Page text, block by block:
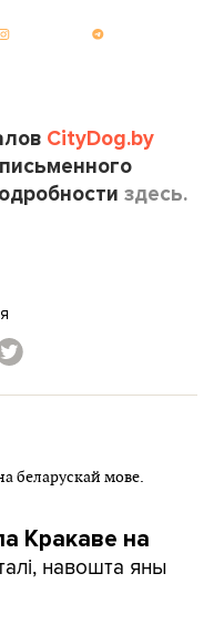
CityDog.by
здесь.
Кракаве на
навошта яны